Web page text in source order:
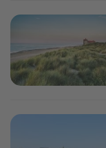
Image
Image